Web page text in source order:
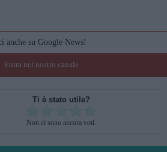
anche su Google News!
Entra nel nostro canale
Ti è stato utile?
Non ci sono ancora voti.